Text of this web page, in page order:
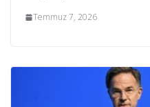
Temmuz 7, 2026